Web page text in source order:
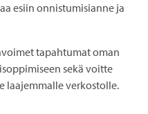
esiin onnistumisianne ja
tapahtumat oman
sekä voitte
laajemmalle verkostolle.